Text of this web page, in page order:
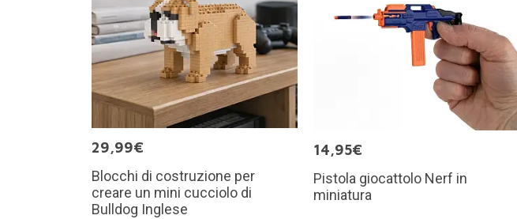
29,99€
Blocchi di costruzione per
creare un mini cucciolo di
Bulldog Inglese
14,95€
Pistola giocattolo Nerf in
miniatura